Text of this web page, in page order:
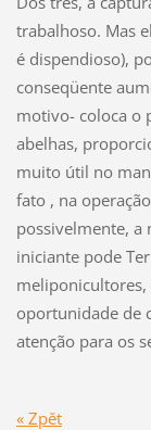
trabalhoso. Mas
é dispendioso),
conseqüente
motivo- coloca o
abelhas,
muito útil no
fato , na
possivelmente,
iniciante pode
meliponicultores,
oportunidade de
atenção para os
« Zpět